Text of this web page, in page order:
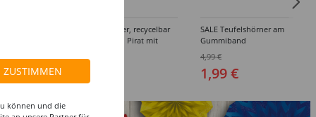
SALE Becher, recycelbar
aus Pappe, Pirat mit
ml, 6Stk
0,99 €
SALE Teufelshörner am
Gummiband
4,99 €
1,99 €
ZUSTIMMEN
können und die